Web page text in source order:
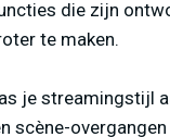
die zijn
te maken.
je streamingstijl
scène-